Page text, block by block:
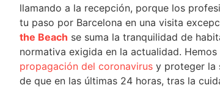
llamando a la recepción, porque los
tu paso por Barcelona en una visita
the Beach se suma la tranquilidad de
normativa exigida en la actualidad.
propagación del coronavirus y proteger la
de que en las últimas 24 horas, tras la